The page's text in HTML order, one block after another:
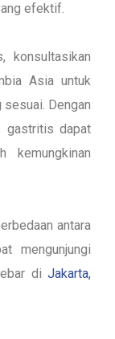
efektif.
konsultasikan
Asia untuk
Dengan
gastritis dapat
kemungkinan
antara
mengunjungi
diJakarta,